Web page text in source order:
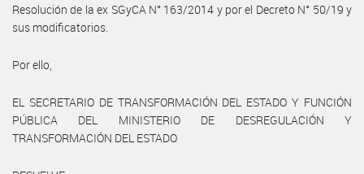
Resolución de la ex SGyCA N° 163/2014 y por el Decreto N° 50/19 y
sus modificatorios.
Por ello,
EL SECRETARIO DE TRANSFORMACIÓN DEL ESTADO Y FUNCIÓN
PÚBLICA DEL MINISTERIO DE DESREGULACIÓN Y
TRANSFORMACIÓN DEL ESTADO